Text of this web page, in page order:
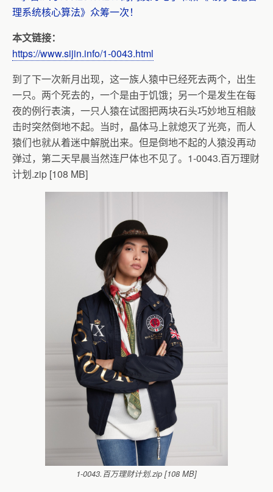
理系统核心算法》众筹一次！
本文链接：
https://www.sijin.info/1-0043.html
到了下一次新月出现，这一族人猿中已经死去两个，出生
一只。两个死去的，一个是由于饥饿；另一个是发生在每
夜的例行表演，一只人猿在试图把两块石头巧妙地互相敲
击时突然倒地不起。当时，晶体马上就熄灭了光亮，而人
猿们也就从着迷中解脱出来。但是倒地不起的人猿没再动
弹过，第二天早晨当然连尸体也不见了。1-0043.百万理财
计划.zip [108 MB]
1-0043.百万理财计划.zip [108 MB]